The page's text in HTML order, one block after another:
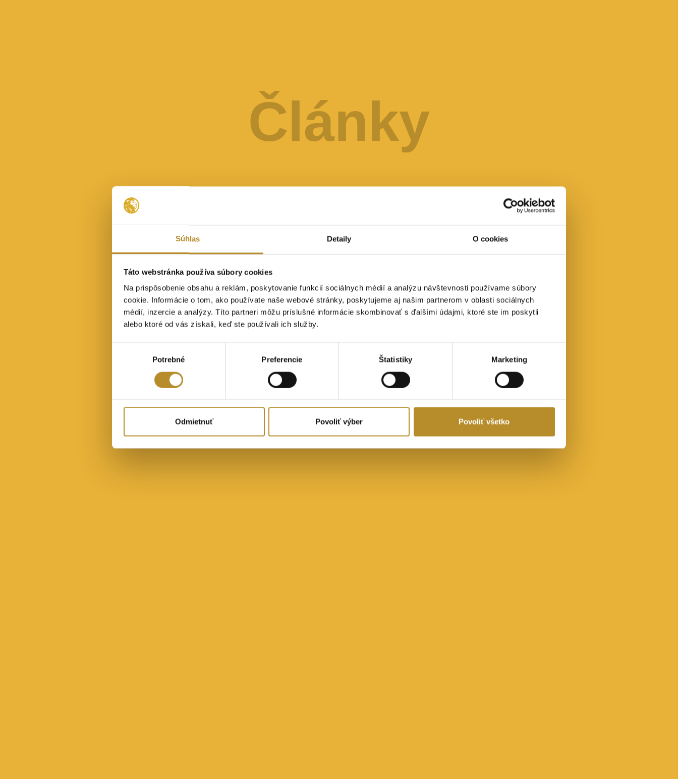
Súhlas Detaily O cookies
Táto webstránka používa súbory cookies
Na prispôsobenie obsahu a reklám, poskytovanie funkcií sociálnych médií a analýzu návštevnosti používame súbory
cookie. Informácie o tom, ako používate naše webové stránky, poskytujeme aj našim partnerom v oblasti sociálnych
médií, inzercie a analýzy. Títo partneri môžu príslušné informácie skombinovať s ďalšími údajmi, ktoré ste im poskytli
alebo ktoré od vás získali, keď ste používali ich služby.
Potrebné Preferencie Štatistiky Marketing
Odmietnuť Povoliť výber Povoliť všetko
Články